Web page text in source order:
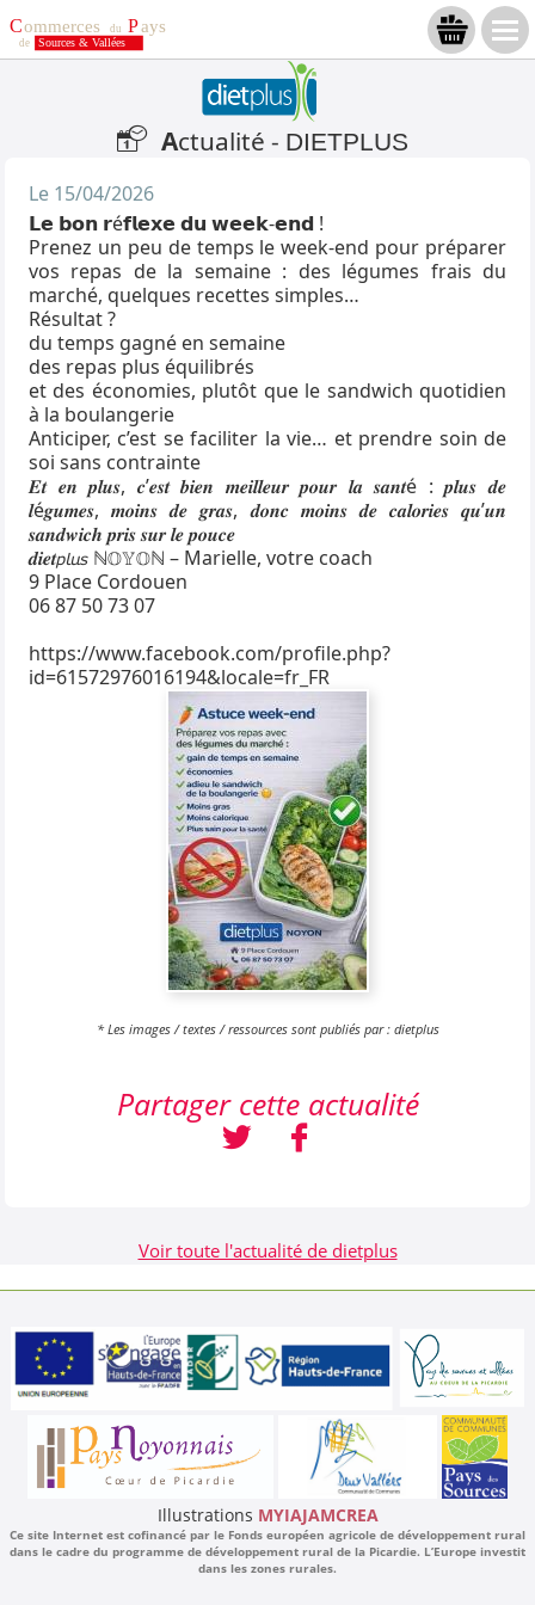
Actualité - DIETPLUS
Le 15/04/2026
𝗟𝗲 𝗯𝗼𝗻 𝗿é𝗳𝗹𝗲𝘅𝗲 𝗱𝘂 𝘄𝗲𝗲𝗸-𝗲𝗻𝗱 !
Prenez un peu de temps le week-end pour préparer
vos repas de la semaine : des légumes frais du
marché, quelques recettes simples…
Résultat ?
du temps gagné en semaine
des repas plus équilibrés
et des économies, plutôt que le sandwich quotidien
à la boulangerie
Anticiper, c’est se faciliter la vie… et prendre soin de
soi sans contrainte
𝑬𝒕 𝒆𝒏 𝒑𝒍𝒖𝒔, 𝒄’𝒆𝒔𝒕 𝒃𝒊𝒆𝒏 𝒎𝒆𝒊𝒍𝒍𝒆𝒖𝒓 𝒑𝒐𝒖𝒓 𝒍𝒂 𝒔𝒂𝒏𝒕é : 𝒑𝒍𝒖𝒔 𝒅𝒆
𝒍é𝒈𝒖𝒎𝒆𝒔, 𝒎𝒐𝒊𝒏𝒔 𝒅𝒆 𝒈𝒓𝒂𝒔, 𝒅𝒐𝒏𝒄 𝒎𝒐𝒊𝒏𝒔 𝒅𝒆 𝒄𝒂𝒍𝒐𝒓𝒊𝒆𝒔 𝒒𝒖’𝒖𝒏
𝒔𝒂𝒏𝒅𝒘𝒊𝒄𝒉 𝒑𝒓𝒊𝒔 𝒔𝒖𝒓 𝒍𝒆 𝒑𝒐𝒖𝒄𝒆
𝒅𝒊𝒆𝒕𝘱𝘭𝘶𝘴 ℕ𝕆𝕐𝕆ℕ – Marielle, votre coach
9 Place Cordouen
06 87 50 73 07
https://www.facebook.com/profile.php?
id=61572976016194&locale=fr_FR
* Les images / textes / ressources sont publiés par : dietplus
Partager cette actualité
Voir toute l'actualité de dietplus
Illustrations MYIAJAMCREA
Ce site Internet est cofinancé par le Fonds européen agricole de développement rural
dans le cadre du programme de développement rural de la Picardie. L’Europe investit
dans les zones rurales.